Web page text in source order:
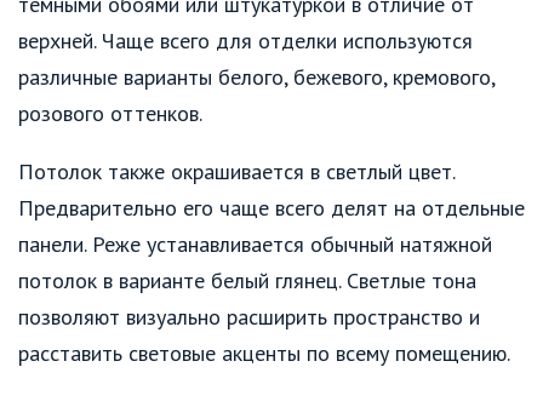
верхней. Чаще всего для отделки используются
различные варианты белого, бежевого, кремового,
розового оттенков.
Потолок также окрашивается в светлый цвет.
Предварительно его чаще всего делят на отдельные
панели. Реже устанавливается обычный натяжной
потолок в варианте белый глянец. Светлые тона
позволяют визуально расширить пространство и
расставить световые акценты по всему помещению.